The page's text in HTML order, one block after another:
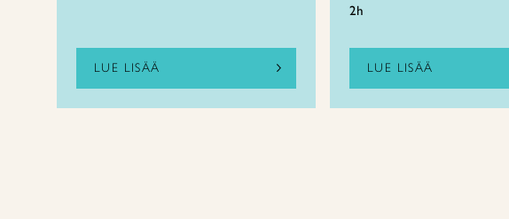
LUE LISÄÄ
2h
LUE LISÄÄ